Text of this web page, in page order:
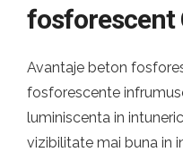
fosforescent
Avantaje beton
fosforescente
luminiscenta in
vizibilitate mai buna in